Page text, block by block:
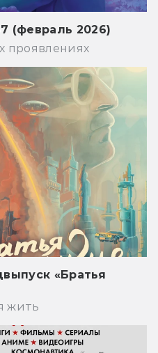
(февраль 2026)
проявлениях
«Братья
жить